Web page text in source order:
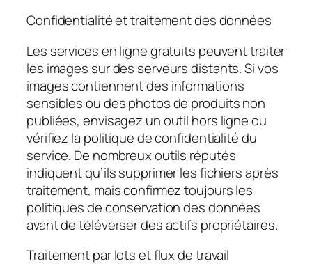
Confidentialité et traitement des données
Les services en ligne gratuits peuvent traiter
les images sur des serveurs distants. Si vos
images contiennent des informations
sensibles ou des photos de produits non
publiées, envisagez un outil hors ligne ou
vérifiez la politique de confidentialité du
service. De nombreux outils réputés
indiquent qu’ils supprimer les fichiers après
traitement, mais confirmez toujours les
politiques de conservation des données
avant de téléverser des actifs propriétaires.
Traitement par lots et flux de travail